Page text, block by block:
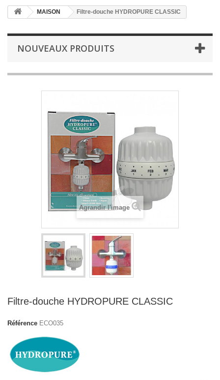
MAISON Filtre-douche HYDROPURE CLASSIC
NOUVEAUX PRODUITS
Agrandir l'image
Filtre-douche HYDROPURE CLASSIC
Référence ECO035